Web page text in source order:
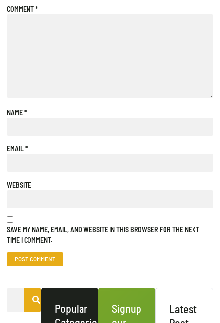
COMMENT*
NAME*
EMAIL*
WEBSITE
SAVE MY NAME, EMAIL, AND WEBSITE IN THIS BROWSER FOR THE NEXT
TIME I COMMENT.
Popular
Signup
Latest